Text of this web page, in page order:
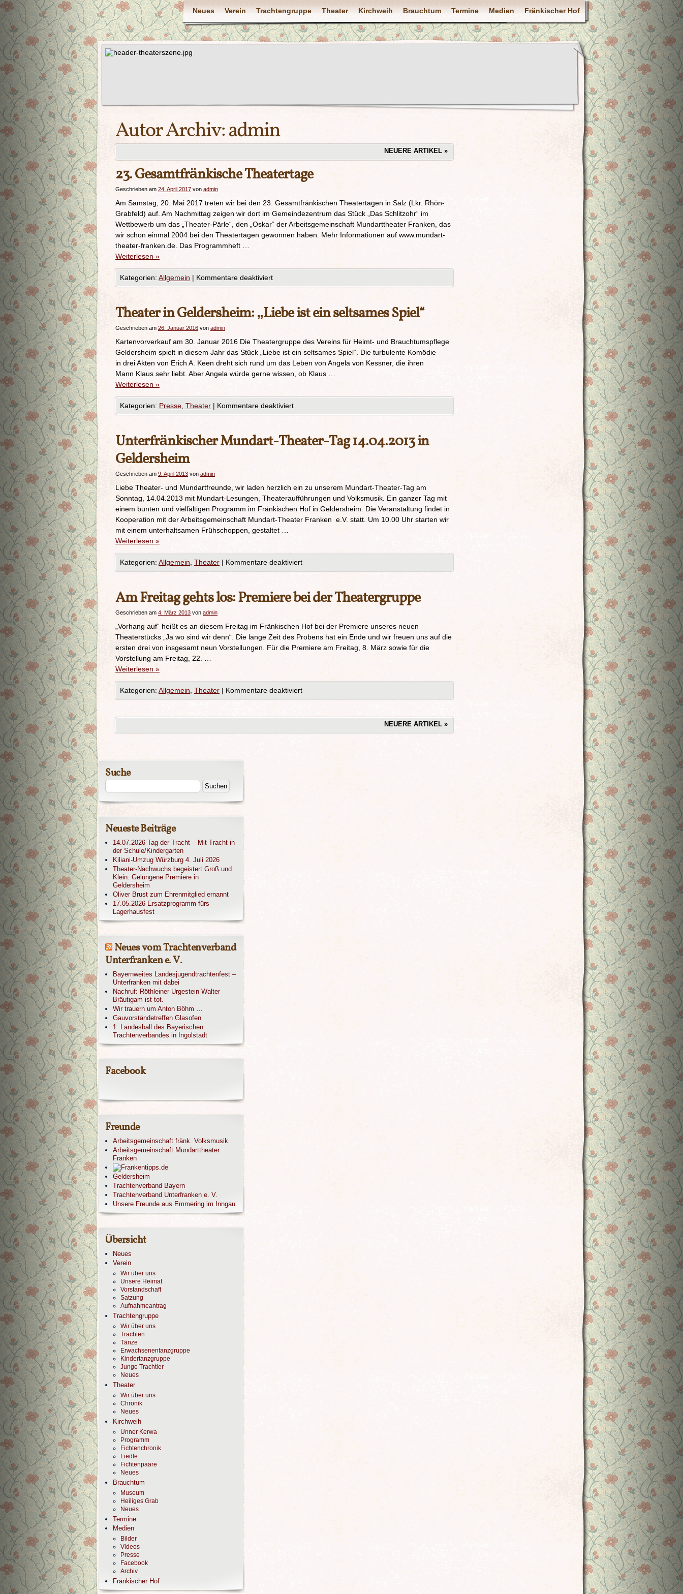
Neues Verein Trachtengruppe Theater Kirchweih Brauchtum Termine Medien Fränkischer Hof
Autor Archiv:admin
NEUERE ARTIKEL »
23. Gesamtfränkische Theatertage
Geschrieben am 24. April 2017 von admin
Am Samstag, 20. Mai 2017 treten wir bei den 23. Gesamtfränkischen Theatertagen in Salz (Lkr. Rhön-
Grabfeld) auf. Am Nachmittag zeigen wir dort im Gemeindezentrum das Stück „Das Schlitzohr“ im
Wettbewerb um das „Theater-Pärle“, den „Oskar“ der Arbeitsgemeinschaft Mundarttheater Franken, das
wir schon einmal 2004 bei den Theatertagen gewonnen haben. Mehr Informationen auf www.mundart-
theater-franken.de. Das Programmheft …
Weiterlesen »
Kategorien: Allgemein | Kommentare deaktiviert
Theater in Geldersheim: „Liebe ist ein seltsames Spiel“
Geschrieben am 26. Januar 2016 von admin
Kartenvorverkauf am 30. Januar 2016 Die Theatergruppe des Vereins für Heimt- und Brauchtumspflege
Geldersheim spielt in diesem Jahr das Stück „Liebe ist ein seltsames Spiel“. Die turbulente Komödie
in drei Akten von Erich A. Keen dreht sich rund um das Leben von Angela von Kessner, die ihren
Mann Klaus sehr liebt. Aber Angela würde gerne wissen, ob Klaus …
Weiterlesen »
Kategorien: Presse Theater | Kommentare deaktiviert
Unterfränkischer Mundart-Theater-Tag 14.04.2013 in
Geldersheim
Geschrieben am 9. April 2013 von admin
Liebe Theater- und Mundartfreunde, wir laden herzlich ein zu unserem Mundart-Theater-Tag am
Sonntag, 14.04.2013 mit Mundart-Lesungen, Theateraufführungen und Volksmusik. Ein ganzer Tag mit
einem bunten und vielfältigen Programm im Fränkischen Hof in Geldersheim. Die Veranstaltung findet in
Kooperation mit der Arbeitsgemeinschaft Mundart-Theater Franken e.V. statt. Um 10.00 Uhr starten wir
mit einem unterhaltsamen Frühschoppen, gestaltet …
Weiterlesen »
Kategorien: Allgemein Theater | Kommentare deaktiviert
Am Freitag gehts los: Premiere bei der Theatergruppe
Geschrieben am 4. März 2013 von admin
„Vorhang auf“ heißt es an diesem Freitag im Fränkischen Hof bei der Premiere unseres neuen
Theaterstücks „Ja wo sind wir denn“. Die lange Zeit des Probens hat ein Ende und wir freuen uns auf die
ersten drei von insgesamt neun Vorstellungen. Für die Premiere am Freitag, 8. März sowie für die
Vorstellung am Freitag, 22. …
Weiterlesen »
Kategorien: Allgemein Theater | Kommentare deaktiviert
NEUERE ARTIKEL »
Suche
Neueste Beiträge
14.07.2026 Tag der Tracht – Mit Tracht in
der Schule/Kindergarten
Kiliani-Umzug Würzburg 4. Juli 2026
Theater-Nachwuchs begeistert Groß und
Klein: Gelungene Premiere in
Geldersheim
Oliver Brust zum Ehrenmitglied ernannt
17.05.2026 Ersatzprogramm fürs
Lagerhausfest
Neues vom Trachtenverband
Unterfranken e. V.
Bayernweites Landesjugendtrachtenfest –
Unterfranken mit dabei
Nachruf: Röthleiner Urgestein Walter
Bräutigam ist tot.
Wir trauern um Anton Böhm …
Gauvorständetreffen Glasofen
1. Landesball des Bayerischen
Trachtenverbandes in Ingolstadt
Facebook
Freunde
Arbeitsgemeinschaft fränk. Volksmusik
Arbeitsgemeinschaft Mundarttheater
Franken
Geldersheim
Trachtenverband Bayern
Trachtenverband Unterfranken e. V.
Unsere Freunde aus Emmering im Inngau
Übersicht
Neues
Verein
Wir über uns
Unsere Heimat
Vorstandschaft
Satzung
Aufnahmeantrag
Trachtengruppe
Wir über uns
Trachten
Tänze
Erwachsenentanzgruppe
Kindertanzgruppe
Junge Trachtler
Neues
Theater
Wir über uns
Chronik
Neues
Kirchweih
Unner Kerwa
Programm
Fichtenchronik
Liedle
Fichtenpaare
Neues
Brauchtum
Museum
Heiliges Grab
Neues
Termine
Medien
Bilder
Videos
Presse
Facebook
Archiv
Fränkischer Hof